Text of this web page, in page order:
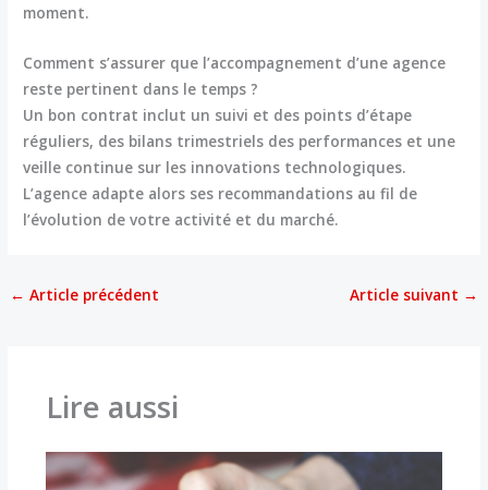
moment.
Comment s’assurer que l’accompagnement d’une agence
reste pertinent dans le temps ?
Un bon contrat inclut un suivi et des points d’étape
réguliers, des bilans trimestriels des performances et une
veille continue sur les innovations technologiques.
L’agence adapte alors ses recommandations au fil de
l’évolution de votre activité et du marché.
← Article précédent Article suivant →
Lire aussi